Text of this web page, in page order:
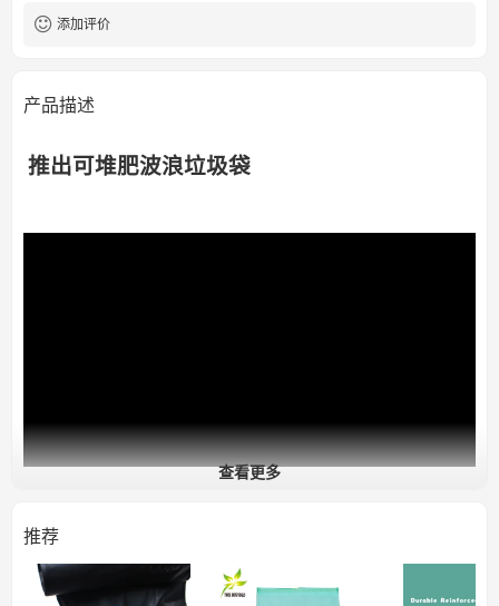
添加评价
产品描述
推出可堆肥波浪垃圾袋
优质可堆肥波浪垃圾袋
可堆肥垃圾袋非常适合在家中、后院、露营旅行、车尾聚会等场
查看更多
推荐